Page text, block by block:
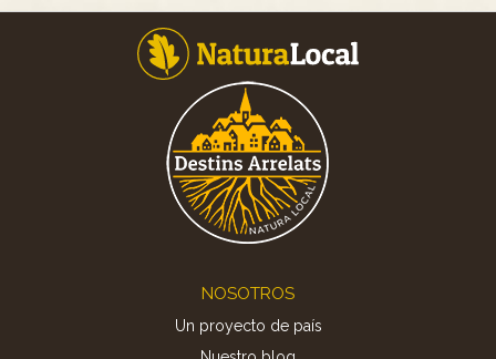
NOSOTROS
Un proyecto de país